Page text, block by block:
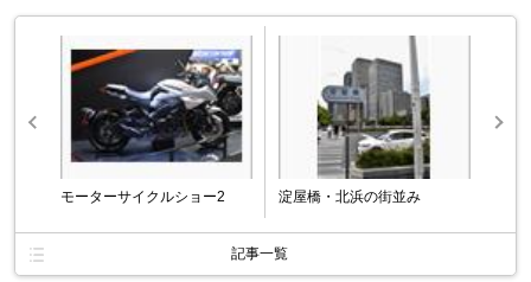
モーターサイクルショー2 淀屋橋・北浜の街並み
記事一覧